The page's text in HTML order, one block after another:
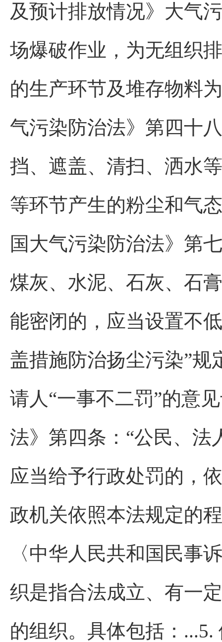
及预计排放情况》大气
场爆破作业，为无组织
的生产环节及堆存物料
气污染防治法》第四十
挡、遮盖、清扫、洒水
等环节产生的粉尘和气
国大气污染防治法》第
煤灰、水泥、石灰、石
能密闭的，应当设置不
盖措施防治扬尘污染”
请人“一事不二罚”的意
法》第四条：“公民、法
应当给予行政处罚的，
政机关依照本法规定的
〈中华人民共和国民事
织是指合法成立、有一
的组织。具体包括：